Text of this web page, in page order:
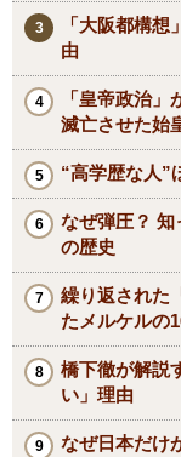
「大阪都構
由
「皇帝政治
滅亡させた始
“高学歴な人”
なぜ弾圧？ 知
の歴史
繰り返された
たメルケルの
橋下徹が解説
い」理由
なぜ日本だけ